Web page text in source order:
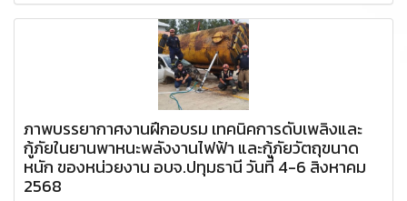
ภาพบรรยากาศงานฝึกอบรม เทคนิคการดับเพลิงและ
กู้ภัยในยานพาหนะพลังงานไฟฟ้า และกู้ภัยวัตถุขนาด
หนัก ของหน่วยงาน อบจ.ปทุมธานี วันที่ 4-6 สิงหาคม
2568